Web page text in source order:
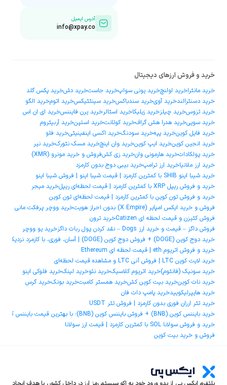
آدرس ایمیل
info@xpay.co
خرید و فروش ارزهای دیجیتال
خرید مانتراخرید اولنچخرید یونی سواپخرید جاستخرید دشخرید پکس گلد
خرید دسنترالندخرید آویخرید سندباکسخرید سینتتیکسخرید اتومخرید الگو
خرید تزوسخرید چیلزخرید زیلیکاخرید استالرخرید یرن فایننسخرید ای ان اس
خرید سوییخرید هدرا هش گرافخرید کوتانتخرید استپنخرید آربیتروم
خرید فایل کوینخرید پپهخرید سودنگخرید اکسی اینفینیتیخرید فلو
خرید انجین کوینخرید ایپ کوینخرید وان اینچخرید مسک نتورکخرید نیر
خرید پولکاداتخرید هارمونی وانخرید زی کشفروش و خرید مونرو (XMR)
خرید ارز ملانیاخرید ارز ترامپخرید بیبی دوج بدون کارمزد
خرید شیبا اینو SHIB با کمترین کارمزد | قیمت شیبا اینو | فروش شیبا اینو
خرید و فروش ریپل XRP با کمترین کارمزد | قیمت لحظه‌ای ریپل
خرید میجر
خرید و فروش تون کوین با کمترین کارمزد | قیمت لحظه‌ای تون کوین
فروش و خرید ایکس امپایر (X Empire) بدون احراز هویت
خرید ووچر پرفکت مانی
فروش کتیزن و قیمت لحظه ای Catizen
خرید ترون
فروش داگز – قیمت و خرید ارز Dogs – نقد کردن پول ربات داگز
خرید یو ووچر
خرید دوج ‌کوین (DOGE) + فروش دوج ‌کوین (DOGE) | آسان، فوری، با کارمزد نزدیک به صفر
خرید و فروش اتریوم eth | قیمت لحظه ای Ethereum
خرید لایت کوین LTC | فروش آنی LTC و مشاهده قیمت لحظه‌ای
خرید سونیک (فانتوم)خرید اتریوم کلاسیکخرید نئوخرید لینکخرید فلوکی اینو
خرید نات کوینخرید بیت کوین کشخرید همستر کامبتخرید بونکخرید گرس
خرید هایپرلیکوییدخرید پامپ دات فان
خرید تتر ارزان فوری بدون کارمزد | فروش تتر USDT
خرید بایننس کوین (BNB) + فروش بایننس کوین (BNB)؛ با بهترین قیمت بایننس کوین و کمترین کارمزد
خرید و فروش سولانا SOL با کمترین کارمزد | قیمت ارز سولانا
فروش و خرید بیت کوین